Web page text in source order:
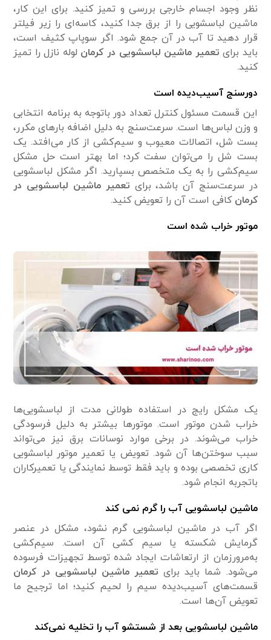
نظر وجود اجسام خارجی بررسی و تمیز کنید. برای این کار،
ماشین لباسشویی را از برق جدا کنید، کاسه‌ای را زیر فیلتر
قرار دهید تا آب در آن جمع شود. اگر سوپاپ کثیف است،
باید برای تعمیر ماشین لباسشویی در کرمان لوله نازل را تمیز
کنید.
دورسنج آسیب‌دیده است
این قسمت مسئول کنترل تعداد دور باتوجه به برنامه انتخابی
و وزن لباس‌ها است. سرعت‌سنج به دلیل اضافه بارهای مکرر،
بست شل، اتصالات معیوب و سیم‌کشی از کار می‌افتد. یک
بست شل را می‌توان سفت کرد؛ اما بهتر است حل مشکل
سیم‌کشی را به یک متخصص بسپارید. اگر مشکل لباسشویی
در سرعت‌سنج آن باشد، برای تعمیر ماشین لباسشویی در
کرمان کافی است آن را تعویض کنید.
موتور خراب شده است
یک مشکل رایج در استفاده طولانی مدت از لباسشویی‌ها
خراب شدن موتور است. موتورها بیشتر به دلیل فرسودگی
خراب می‌شوند. در برخی موارد نوسانات برق نیز می‌تواند
سبب سوختن‌ها آن شود. تعویض یا تعمیر موتور لباسشویی
کاری تخصصی بوده و باید فقط توسط نمایندگی یا تعمیرکاران
باتجربه انجام شود.
ماشین لباسشویی آب را گرم نمی کند
اگر آب در ماشین لباسشویی گرم نشود، مشکل در عنصر
گرمایش شکسته یا سیم کشی آن است. سیم‌کشی
به‌مرورزمان از ارتعاشات ایجاد شده توسط تجهیزات فرسوده
می‌شود. شما باید برای تعمیر ماشین لباسشویی در کرمان
قسمت‌های آسیب‌دیده سیم را لحیم کنید؛ اما ترجیح ما
تعویض آن‌ها است.
ماشین لباسشویی بعد از شستشو آب را تخلیه نمی‌کند